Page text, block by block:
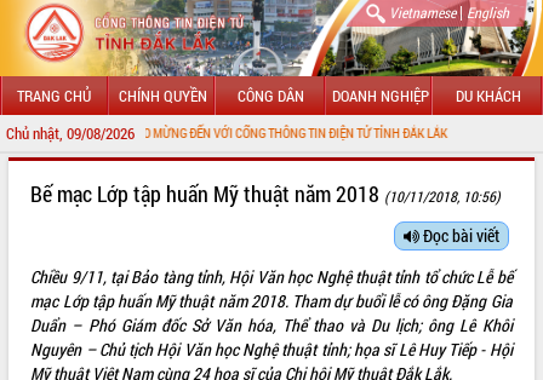
Vietnamese| English
TRANG CHỦ CHÍNH QUYỀN CÔNG DÂN DOANH NGHIỆP DU KHÁCH
Chủ nhật, 09/08/2026
CHÀO MỪNG ĐẾN VỚI CỔNG THÔNG TIN ĐIỆN TỬ TỈNH ĐẮK LẮK
TIN TỨC SỰ KIỆN
SỞ, BAN, NGÀNH
UBND CÁC XÃ, PHƯỜNG
Bế mạc Lớp tập huấn Mỹ thuật năm 2018 (10/11/2018, 10:56)
Đọc bài viết
Chiều 9/11, tại Bảo tàng tỉnh, Hội Văn học Nghệ thuật tỉnh tổ chức Lễ bế
mạc Lớp tập huấn Mỹ thuật năm 2018. Tham dự buổi lễ có ông Đặng Gia
Duẩn – Phó Giám đốc Sở Văn hóa, Thể thao và Du lịch; ông Lê Khôi
Nguyên – Chủ tịch Hội Văn học Nghệ thuật tỉnh; họa sĩ Lê Huy Tiếp - Hội
Mỹ thuật Việt Nam cùng 24 họa sĩ của Chi hội Mỹ thuật Đắk Lắk.